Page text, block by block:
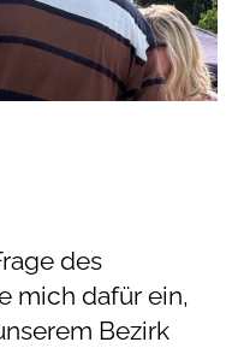
des
mich dafür ein,
Bezirk